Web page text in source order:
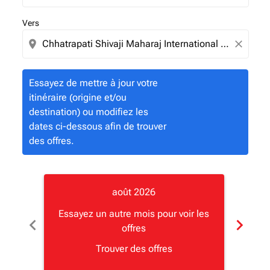
Vers
location_on close
Essayez de mettre à jour votre
itinéraire (origine et/ou
destination) ou modifiez les
dates ci-dessous afin de trouver
des offres.
chevron_left
août 2026
Essayez un autre mois pour voir les
offres
Trouver des offres
chevron_right